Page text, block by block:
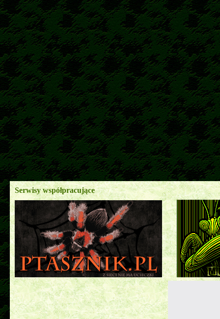
Serwisy współpracujące